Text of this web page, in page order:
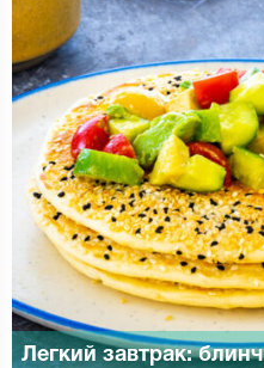
Легкий завтрак: